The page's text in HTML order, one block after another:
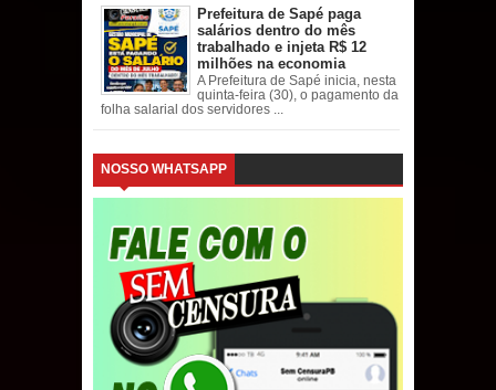
Prefeitura de Sapé paga
salários dentro do mês
trabalhado e injeta R$ 12
milhões na economia
A Prefeitura de Sapé inicia, nesta
quinta-feira (30), o pagamento da
folha salarial dos servidores ...
NOSSO WHATSAPP